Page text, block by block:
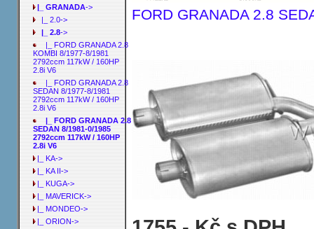
|_ GRANADA->
|_ 2.0->
|_ 2.8->
|_ FORD GRANADA 2.8
KOMBI 8/1977-8/1981
2792ccm 117kW / 160HP
2.8i V6
|_ FORD GRANADA 2.8
SEDAN 8/1977-8/1981
2792ccm 117kW / 160HP
2.8i V6
|_ FORD GRANADA 2.8
SEDAN 8/1981-0/1985
2792ccm 117kW / 160HP
2.8i V6
|_ KA->
|_ KA II->
|_ KUGA->
|_ MAVERICK->
|_ MONDEO->
|_ ORION->
FORD GRANADA 2.8
Tlumič výfuku střední FORD